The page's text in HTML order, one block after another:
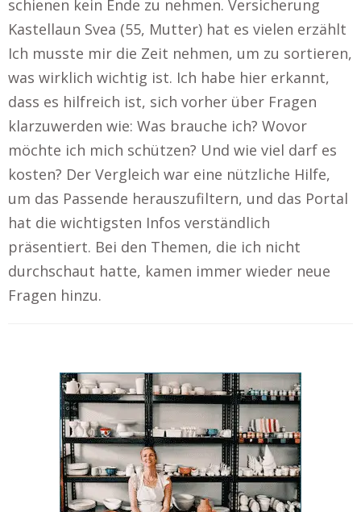
schienen kein Ende zu nehmen. Versicherung
Kastellaun Svea (55, Mutter) hat es vielen erzählt
Ich musste mir die Zeit nehmen, um zu sortieren,
was wirklich wichtig ist. Ich habe hier erkannt,
dass es hilfreich ist, sich vorher über Fragen
klarzuwerden wie: Was brauche ich? Wovor
möchte ich mich schützen? Und wie viel darf es
kosten? Der Vergleich war eine nützliche Hilfe,
um das Passende herauszufiltern, und das Portal
hat die wichtigsten Infos verständlich
präsentiert. Bei den Themen, die ich nicht
durchschaut hatte, kamen immer wieder neue
Fragen hinzu.